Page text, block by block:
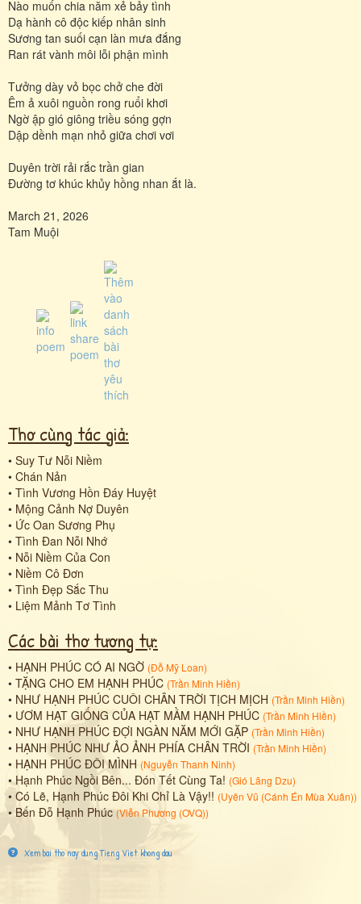
Nào muốn chia năm xẻ bảy tình
Dạ hành cô độc kiếp nhân sinh
Sương tan suối cạn làn mưa đắng
Ran rát vành môi lỗi phận mình
Tưởng dày vỏ bọc chở che đời
Êm ả xuôi nguồn rong ruổi khơi
Ngờ ập gió giông triều sóng gợn
Dập dềnh mạn nhỏ giữa chơi vơi
Duyên trời rải rắc trần gian
Đường tơ khúc khủy hồng nhan ắt là.
March 21, 2026
Tam Muội
Thơ cùng tác giả:
• Suy Tư Nỗi Niềm
• Chán Nản
• Tình Vương Hồn Đáy Huyệt
• Mộng Cảnh Nợ Duyên
• Ức Oan Sương Phụ
• Tình Đan Nỗi Nhớ
• Nỗi Niềm Của Con
• Niềm Cô Đơn
• Tình Đẹp Sắc Thu
• Liệm Mảnh Tơ Tình
Các bài thơ tương tự:
• HẠNH PHÚC CÓ AI NGỜ (Đỗ Mỹ Loan)
• TẶNG CHO EM HẠNH PHÚC (Trần Minh Hiền)
• NHƯ HẠNH PHÚC CUÔI CHÂN TRỜI TỊCH MỊCH (Trần Minh Hiền)
• ƯƠM HẠT GIỐNG CỦA HẠT MẦM HẠNH PHÚC (Trần Minh Hiền)
• NHƯ HẠNH PHÚC ĐỢI NGÀN NĂM MỚI GẶP (Trần Minh Hiền)
• HẠNH PHÚC NHƯ ẢO ẢNH PHÍA CHÂN TRỜI (Trần Minh Hiền)
• HẠNH PHÚC ĐÔI MÌNH (Nguyễn Thanh Ninh)
•Hạnh Phúc Ngồi Bên... Đón Tết Cùng Ta! (Gió Lãng Dzu)
• Có Lẽ, Hạnh Phúc Đôi Khi Chỉ Là Vậy!! (Uyên Vũ (Cánh Én Mùa Xuân))
•Bến Đỗ Hạnh Phúc (Viễn Phương (OVQ))
Xem bai tho nay dung Tieng Viet khong dau